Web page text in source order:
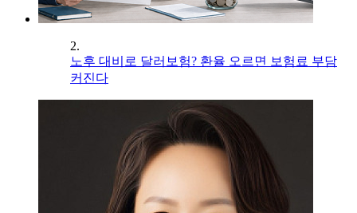
2.
노후 대비로 달러보험? 환율 오르면 보험료 부담
커진다